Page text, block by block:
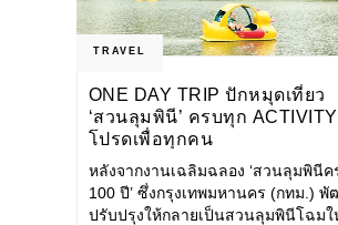
TRAVEL
ONE DAY TRIP ปักหมุดเที่ยว
‘สวนลุมพินี’ ครบทุก
โปรดเพื่อทุกคน
หลังจากงานเฉลิมฉลอง ‘สวนลุมพินีค
100 ปี’ ซึ่งกรุงเทพมหานคร (กทม.)
ปรับปรุงให้กลายเป็นสวนลุมพินีโฉมใ